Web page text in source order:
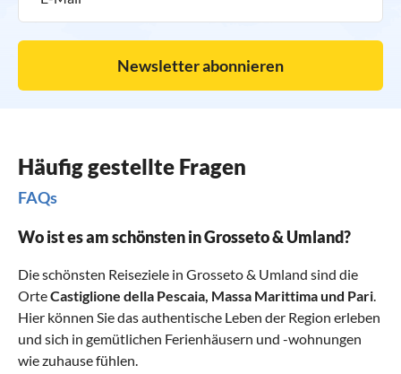
Newsletter abonnieren
Häufig gestellte Fragen
FAQs
Wo ist es am schönsten in Grosseto & Umland?
Die schönsten Reiseziele in Grosseto & Umland sind die
OrteCastiglione della Pescaia, Massa Marittimaund Pari.
Hier können Sie das authentische Leben der Region erleben
und sich in gemütlichen Ferienhäusern und -wohnungen
wie zuhause fühlen.